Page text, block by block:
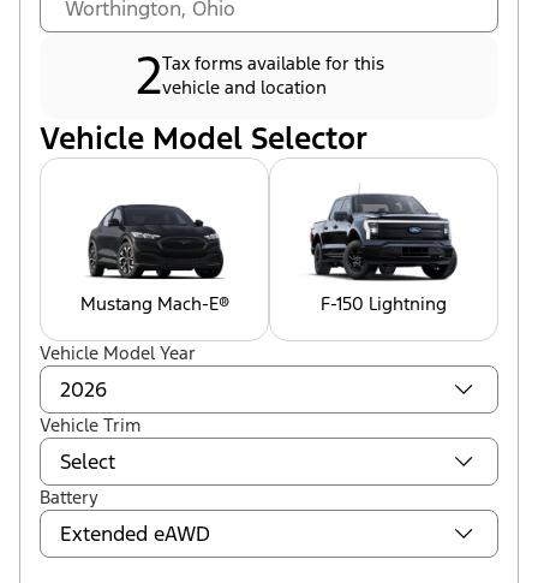
2Tax forms available for this
vehicle and location
Vehicle Model Selector
Mustang Mach-E® F-150 Lightning
Vehicle Model Year
Vehicle Trim
Battery